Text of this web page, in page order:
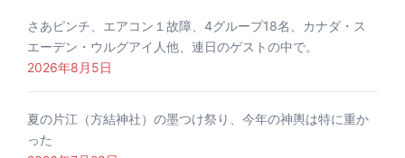
さあピンチ、エアコン１故障、4グループ18名、カナダ・ス
エーデン・ウルグアイ人他、連日のゲストの中で。
2026年8月5日
夏の片江（方結神社）の墨つけ祭り、今年の神輿は特に重か
った